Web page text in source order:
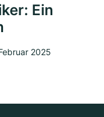
Ein
2025